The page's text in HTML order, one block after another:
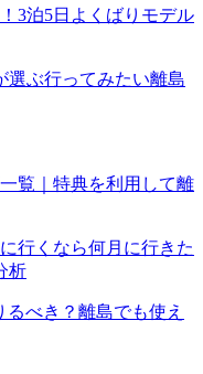
3泊5日よくばりモデル
選ぶ行ってみたい離島
覧｜特典を利用して離
行くなら何月に行きた
析
べき？離島でも使え